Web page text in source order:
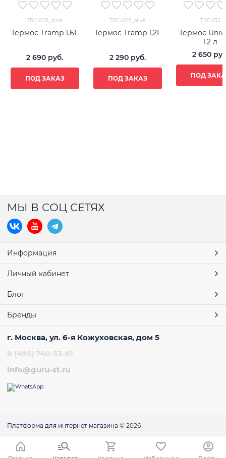
TRC-029_olive
Термос Tramp 1,6L
2 690 руб.
ПОД ЗАКАЗ
TRC-028_olive
Термос Tramp 1,2L
2 290 руб.
ПОД ЗАКАЗ
TRC-133
Термос
1.2 л
2 650
ПОД
МЫ В СОЦ СЕТЯХ
Информация
Личный кабинет
Блог
Бренды
г. Москва, ул. 6-я Кожуховская, дом 5
8 (495) 740-53-81
info@guru-st.ru
Платформа для интернет магазина © 2026